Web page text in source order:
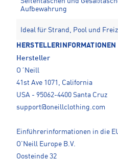
Aufbewahrung
Ideal für Strand, Pool und
HERSTELLERINFORMATIONEN
Hersteller
O´Neill
41st Ave 1071, California
USA - 95062-4400 Santa Cruz
support@oneillclothing.com
Einführerinformationen in die
O’Neill Europe B.V.
Oosteinde 32